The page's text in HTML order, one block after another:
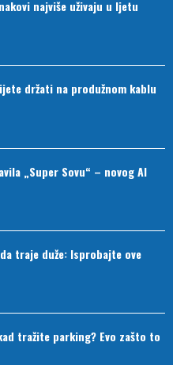
najviše uživaju u ljetu
držati na produžnom kablu
„Super Sovu“ – novog AI
da traje duže: Isprobajte ove
tražite parking? Evo zašto to